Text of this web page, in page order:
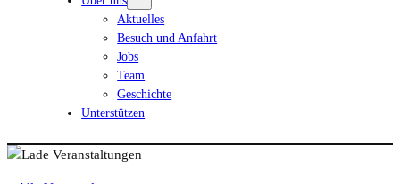
Aktuelles
Besuch und Anfahrt
Jobs
Team
Geschichte
Unterstützen